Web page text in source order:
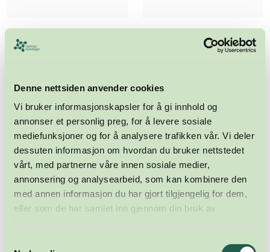
Denne nettsiden anvender cookies
Vi bruker informasjonskapsler for å gi innhold og
annonser et personlig preg, for å levere sosiale
mediefunksjoner og for å analysere trafikken vår. Vi deler
dessuten informasjon om hvordan du bruker nettstedet
vårt, med partnerne våre innen sosiale medier,
annonsering og analysearbeid, som kan kombinere den
med annen informasjon du har gjort tilgjengelig for dem,
eller som de har samlet inn gjennom din bruk av